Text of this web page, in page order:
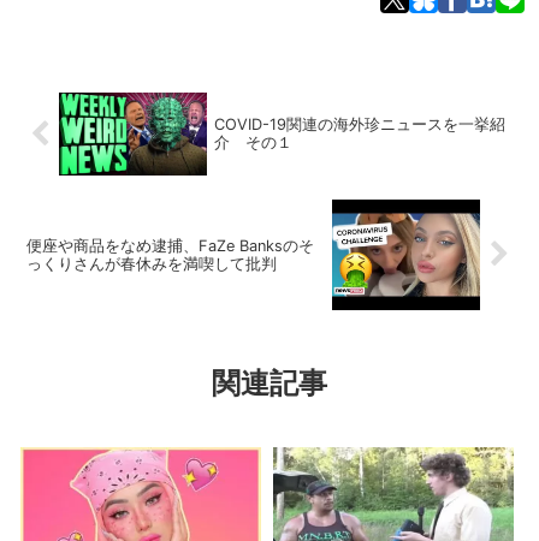
COVID-19関連の海外珍ニュースを一挙紹
介 その１
便座や商品をなめ逮捕、FaZe Banksのそ
っくりさんが春休みを満喫して批判
関連記事